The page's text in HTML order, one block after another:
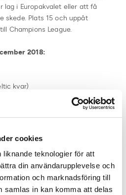
cookies
teknologier för att
din användarupplevelse och
och marknadsföring till
samlas in kan komma att delas
lag i Europakvalet eller att få
skede. Plats 15 och uppåt
Champions League.
2018:
kvar)
Borisov kvar)
FF kvar)
per seger som Malmö
samt 0.250 poäng för